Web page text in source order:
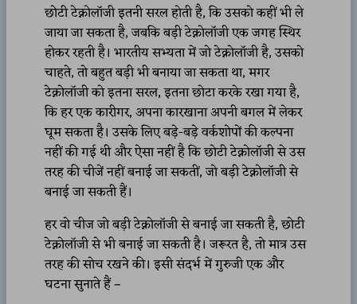
छोटी टेक्नोलॉजी इतनी सरल होती है, कि उसको कहीं भी ले
जाया जा सकता है, जबकि बड़ी टेक्नोलॉजी एक जगह स्थिर
होकर रहती है। भारतीय सभ्यता में जो टेक्नोलॉजी है, उसको
चाहते, तो बहुत बड़ी भी बनाया जा सकता था, मगर
टेक्नोलॉजी को इतना सरल, इतना छोटा करके रखा गया है,
कि हर एक कारीगर, अपना कारखाना अपनी बगल में लेकर
घूम सकता है। उसके लिए बड़े-बड़े वर्कशोपों की कल्पना
नहीं की गई थी और ऐसा नहीं है कि छोटी टेक्नोलॉजी से उस
तरह की चीजें नहीं बनाई जा सकतीं, जो बड़ी टेक्नोलॉजी से
बनाई जा सकती हैं।
हर वो चीज जो बड़ी टेक्नोलॉजी से बनाई जा सकती है, छोटी
टेक्नोलॉजी से भी बनाई जा सकती है। जरूरत है, तो मात्र उस
तरह की सोच रखने की। इसी संदर्भ में गुरुजी एक और
घटना सुनाते हैं –